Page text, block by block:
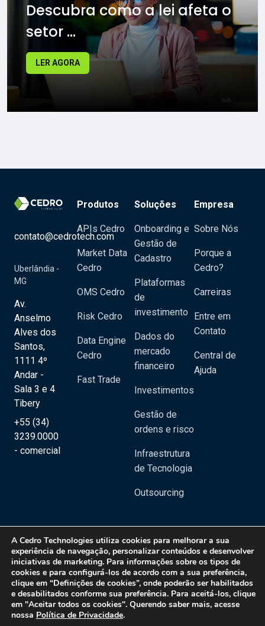
Descubra como a lei afeta o
setor ...
LER AGORA
A Cedro Technologies utiliza cookies para melhorar a sua
experiência de navegação, personalizar conteúdos e desenvolver
iniciativas de marketing. Para informações sobre os tipos de
cookies e para configurá-los de acordo com a sua preferência,
clique em “Definições de cookies”, onde poderão ser habilitados
e desabilitados conforme sua preferência. Para aceitá-los, clique
em "Aceitar todos os cookies". Querendo saber mais, acesse
nossa Política de Privacidade.
contato@cedrotech.com
Uberlândia -
MG
Av.
Anselmo
Alves dos
Santos,
1111 4º
Andar -
Sala 3 e 4
Tibery
+55 (34)
3239.0000
- comercial
Produtos
APIs Cedro
Market Data
Cedro
OMS Cedro
Risk Cedro
Data Engine
Cedro
Fast Trade
Soluções
Onboarding e
Gestão de
Cadastro
Plataformas
de
investimento
Dados do
mercado
financeiro
Investimentos
Gestão de
ordens e risco
Infraestrutura
de Tecnologia
Outsourcing
Empresa
Sobre Nós
Porque a
Cedro?
Carreiras
Entre em
Contato
Central de
Ajuda
Copyright 2020 © Cedro Technologies - Todos os direitos reservados | CNPJ:
20.129.023/0001-08
Política de Privacidade